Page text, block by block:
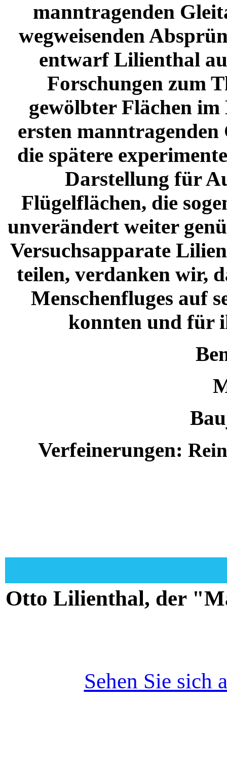
manntragenden
wegweisenden
entwarf Lilienthal
Forschungen zum
gewölbter Flächen im
ersten
die spätere
Darstellung für
Flügelflächen, die
unverändert weiter
Versuchsapparate
teilen, verdanken wir,
Menschenfluges auf
konnten und für
Verfeinerungen:
Otto Lilienthal, der
Sehen Sie sich